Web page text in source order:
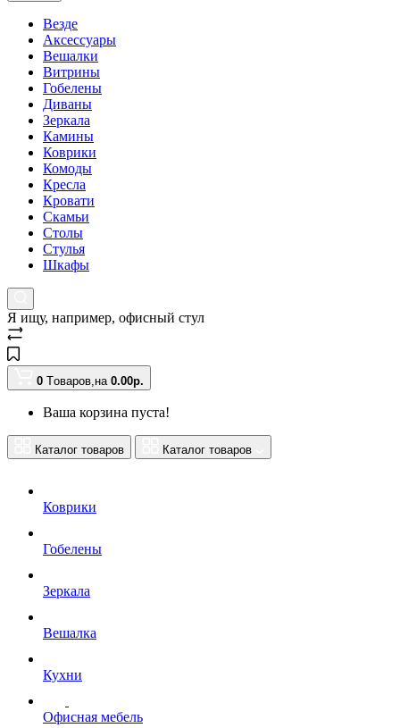
Везде
Аксессуары
Вешалки
Витрины
Гобелены
Диваны
Зеркала
Камины
Коврики
Комоды
Кресла
Кровати
Скамьи
Столы
Стулья
Шкафы
Я ищу, например, офисный стул
0 Tоваров,на 0.00р.
Ваша корзина пуста!
Каталог товаров Каталог товаров
Коврики
Гобелены
Зеркала
Вешалка
Кухни
Офисная мебель